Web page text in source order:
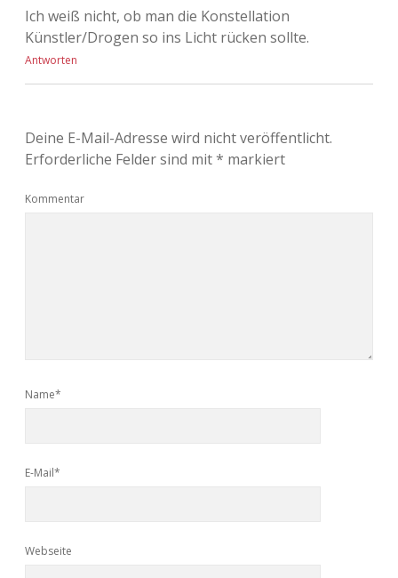
Ich weiß nicht, ob man die Konstellation
Künstler/Drogen so ins Licht rücken sollte.
Antworten
Deine E-Mail-Adresse wird nicht veröffentlicht.
Erforderliche Felder sind mit* markiert
Kommentar
Name*
E-Mail*
Webseite